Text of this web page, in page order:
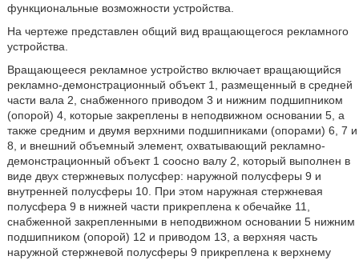
функциональные возможности устройства.
На чертеже представлен общий вид вращающегося рекламного
устройства.
Вращающееся рекламное устройство включает вращающийся
рекламно-демонстрационный объект 1, размещенный в средней
части вала 2, снабженного приводом 3 и нижним подшипником
(опорой) 4, которые закреплены в неподвижном основании 5, а
также средним и двумя верхними подшипниками (опорами) 6, 7 и
8, и внешний объемный элемент, охватывающий рекламно-
демонстрационный объект 1 соосно валу 2, который выполнен в
виде двух стержневых полусфер: наружной полусферы 9 и
внутренней полусферы 10. При этом наружная стержневая
полусфера 9 в нижней части прикреплена к обечайке 11,
снабженной закрепленными в неподвижном основании 5 нижним
подшипником (опорой) 12 и приводом 13, а верхняя часть
наружной стержневой полусферы 9 прикреплена к верхнему